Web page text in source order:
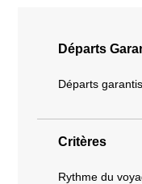
Départs
Départs
Critères
Rythme du